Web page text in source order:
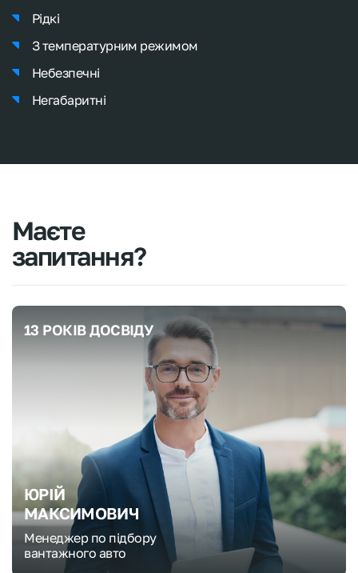
Рідкі
З температурним режимом
Небезпечні
Негабаритні
Маєте
запитання?
13 РОКІВ ДОСВІДУ
ЮРІЙ
МАКСИМОВИЧ
Менеджер по підбору
вантажного авто